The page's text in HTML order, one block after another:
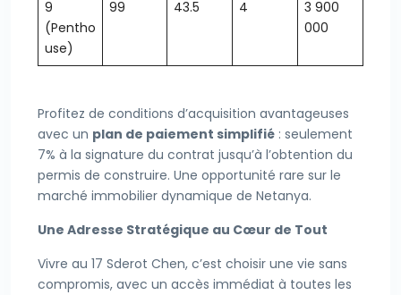
9
(Pentho
use)
99 43.5 4
3 900
000
Profitez de conditions d’acquisition avantageuses
avec un plan de paiement simplifié : seulement
7% à la signature du contrat jusqu’à l’obtention du
permis de construire. Une opportunité rare sur le
marché immobilier dynamique de Netanya.
Une Adresse Stratégique au Cœur de Tout
Vivre au 17 Sderot Chen, c’est choisir une vie sans
compromis, avec un accès immédiat à toutes les